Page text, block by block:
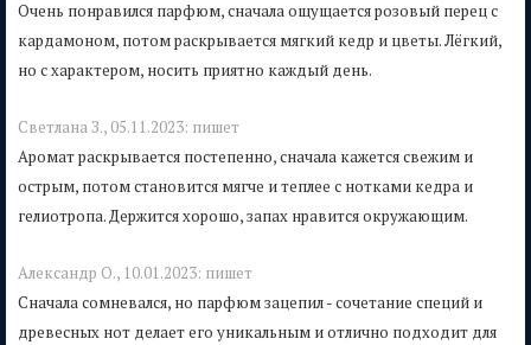
Очень понравился парфюм, сначала ощущается розовый перец с
кардамоном, потом раскрывается мягкий кедр и цветы. Лёгкий,
но с характером, носить приятно каждый день.
Светлана З., 05.11.2023: пишет
Аромат раскрывается постепенно, сначала кажется свежим и
острым, потом становится мягче и теплее с нотками кедра и
гелиотропа. Держится хорошо, запах нравится окружающим.
Александр О., 10.01.2023: пишет
Сначала сомневался, но парфюм зацепил - сочетание специй и
древесных нот делает его уникальным и отлично подходит для